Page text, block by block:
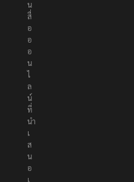
เ
ป็
น
สื่
อ
อ
อ
น
ไ
ล
น์
ที่
นำ
เ
ส